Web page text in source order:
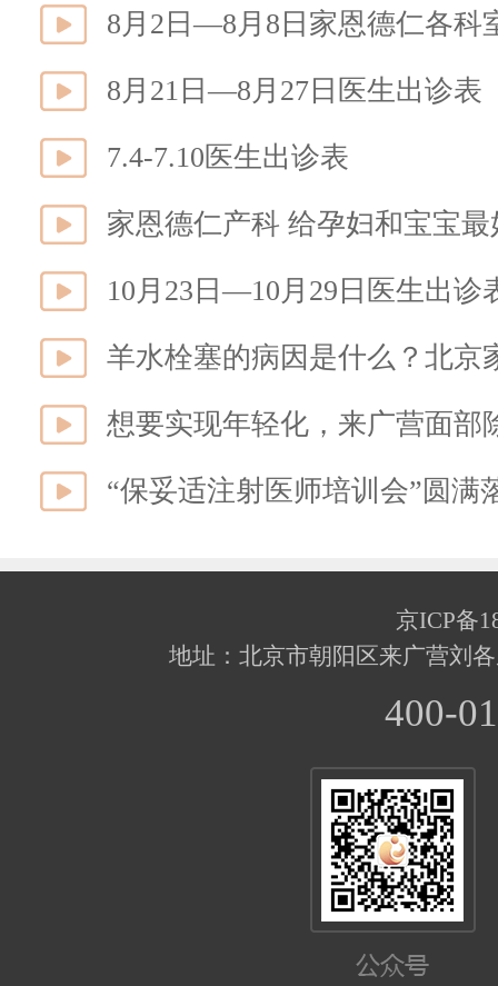
8月2日—8月8日家恩德仁各科
8月21日—8月27日医生出诊表
7.4-7.10医生出诊表
家恩德仁产科 给孕妇和宝宝
10月23日—10月29日医生出诊
羊水栓塞的病因是什么？北京
想要实现年轻化，来广营面部
京ICP备
地址：北京市朝阳区来广营刘
400-